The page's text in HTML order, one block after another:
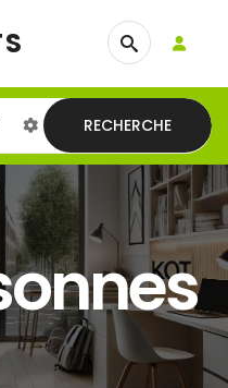
RECHERCHE